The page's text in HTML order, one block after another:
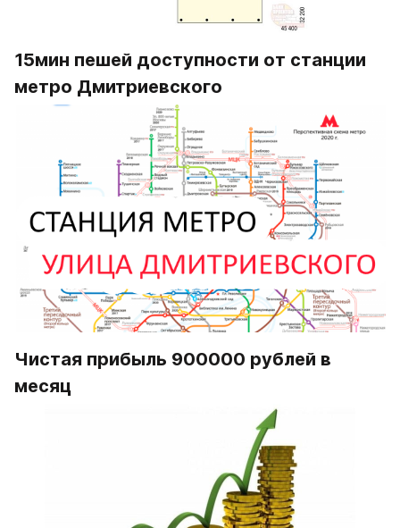
15мин пешей доступности от станции
метро Дмитриевского
Чистая прибыль 900000 рублей в
месяц